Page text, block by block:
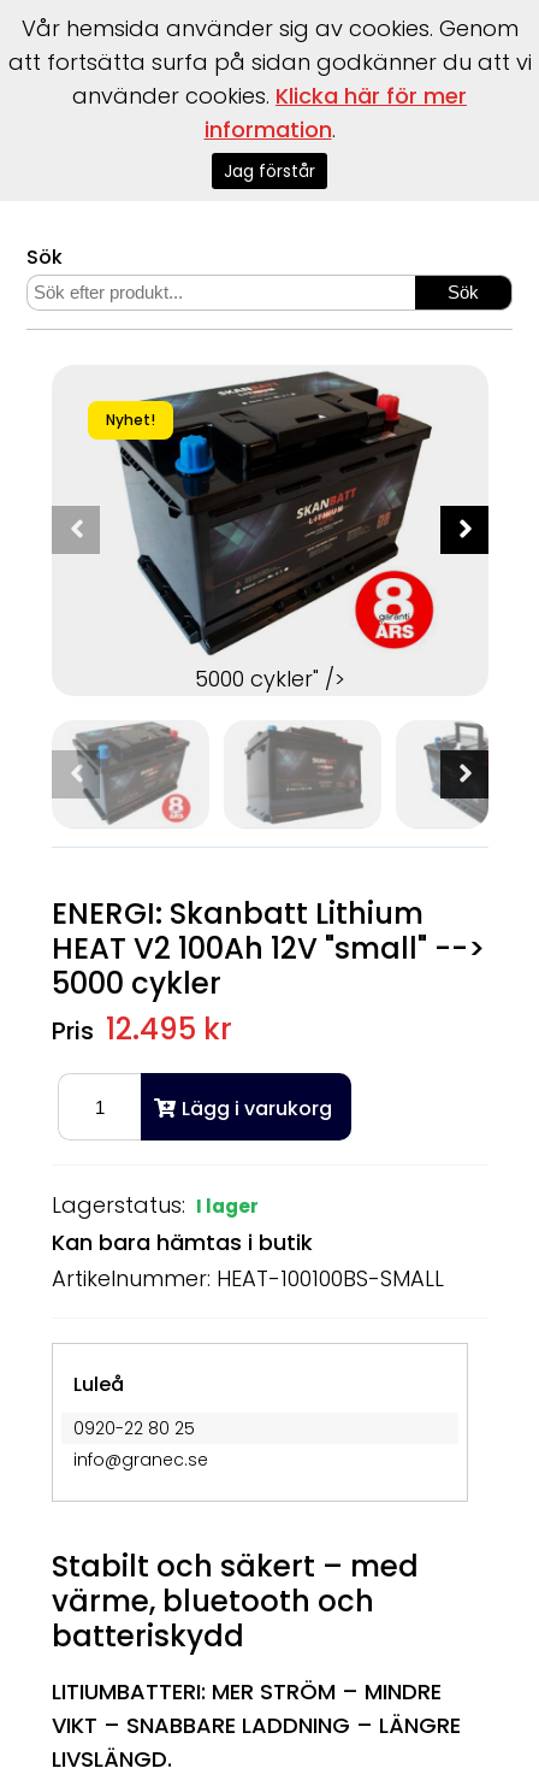
Stug- & Fritidsprodukter
ENERGI: Skanbatt Lithium HEAT V2 100Ah 12V "small" --> 5000
Sök
5000 cykler" />
Nyhet!
5000 cykler" /> 5000 cykler" /> 5000 cykler"
ENERGI: Skanbatt Lithium
HEAT V2 100Ah 12V "small" -->
5000 cykler
12.495 kr
Lägg i varukorg
Lagerstatus: I lager
Kan bara hämtas i butik
Artikelnummer: HEAT-100100BS-SMALL
Luleå
0920-22 80 25
info@granec.se
Stabilt och säkert – med
värme, bluetooth och
batteriskydd
LITIUMBATTERI: MER STRÖM – MINDRE
VIKT – SNABBARE LADDNING – LÄNGRE
LIVSLÄNGD.
Vår hemsida använder sig av cookies. Genom
att fortsätta surfa på sidan godkänner du att vi
använder cookies. Klicka här för mer
information.
Jag förstår